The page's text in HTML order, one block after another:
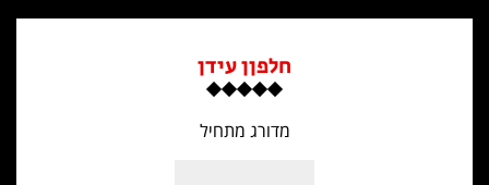
חלפןן עידן
מדורג מתחיל